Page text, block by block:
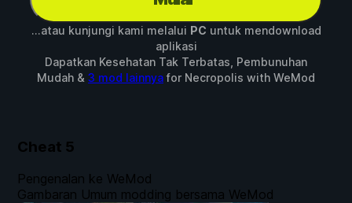
...atau kunjungi kami melalui PC untuk mendownload
aplikasi
Dapatkan Kesehatan Tak Terbatas, Pembunuhan
Mudah & 3 mod lainnyafor Necropolis with WeMod
Cheat 5
Pengenalan ke WeMod
Gambaran Umum modding bersama WeMod